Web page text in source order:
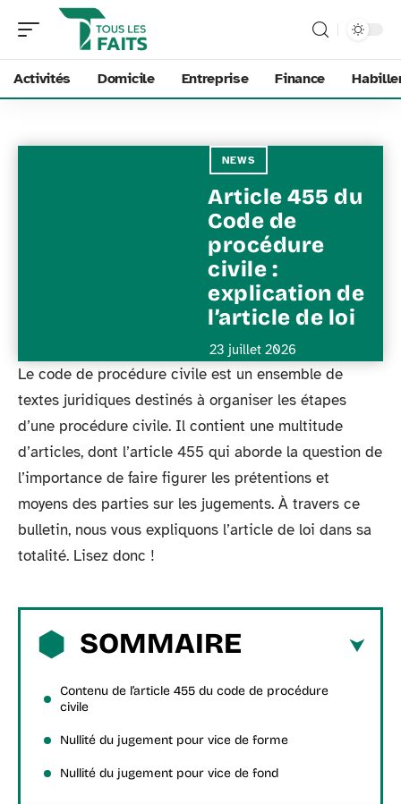
Activités Domicile Entreprise Finance
NEWS
Article 455 du
Code de
procédure
civile :
explication de
l’article de loi
23 juillet 2026
Le code de procédure civile est un ensemble de
textes juridiques destinés à organiser les étapes
d’une procédure civile. Il contient une multitude
d’articles, dont l’article 455 qui aborde la question de
l’importance de faire figurer les prétentions et
moyens des parties sur les jugements. À travers ce
bulletin, nous vous expliquons l’article de loi dans sa
totalité. Lisez donc !
SOMMAIRE
Contenu de l’article 455 du code de procédure
civile
Nullité du jugement pour vice de forme
Nullité du jugement pour vice de fond